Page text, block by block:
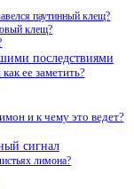
паутинный клещ?
клещ?
последствиями
ее заметить?
и к чему это ведет?
сигнал
лимона?